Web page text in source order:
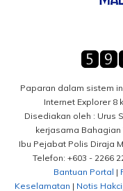
Paparan dalam sistem
Internet Explorer 8
Disediakan oleh : Urus
kerjasama
Ibu Pejabat Polis Diraja
Telefon: +603 - 2266
Bantuan Portal |
Keselamatan | Notis